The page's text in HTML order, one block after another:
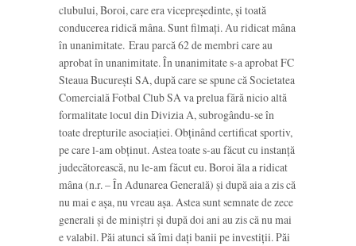
clubului, Boroi, care era vicepreşedinte, şi toată
conducerea ridică mâna. Sunt filmaţi. Au ridicat mâna
în unanimitate. Erau parcă 62 de membri care au
aprobat în unanimitate. În unanimitate s-a aprobat FC
Steaua Bucureşti SA, după care se spune că Societatea
Comercială Fotbal Club SA va prelua fără nicio altă
formalitate locul din Divizia A, subrogându-se în
toate drepturile asociaţiei. Obţinând certificat sportiv,
pe care l-am obţinut. Astea toate s-au făcut cu instanţă
judecătorească, nu le-am făcut eu. Boroi ăla a ridicat
mâna (n.r. – În Adunarea Generală) şi după aia a zis că
nu mai e aşa, nu vreau aşa. Astea sunt semnate de zece
generali şi de miniştri şi după doi ani au zis că nu mai
e valabil. Păi atunci să îmi daţi banii pe investiţii. Păi